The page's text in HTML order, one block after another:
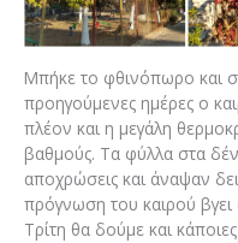
Μπήκε το φθινόπωρο και
προηγούμενες ημέρες ο
πλέον και η μεγάλη
βαθμούς. Τα φύλλα στα
αποχρώσεις και άναψαν
πρόγνωση του καιρού βγει
Τρίτη θα δούμε και